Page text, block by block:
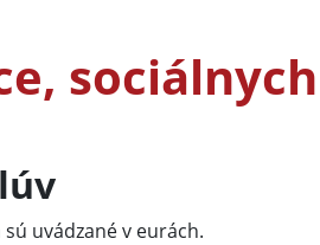
uvádzané v eurách.